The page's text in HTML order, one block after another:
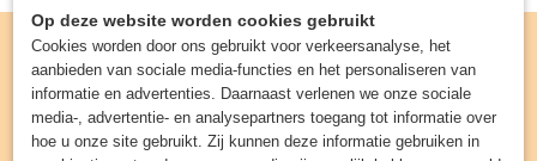
Op deze website worden cookies gebruikt
Cookies worden door ons gebruikt voor verkeersanalyse, het
aanbieden van sociale media-functies en het personaliseren van
informatie en advertenties. Daarnaast verlenen we onze sociale
media-, advertentie- en analysepartners toegang tot informatie over
hoe u onze site gebruikt. Zij kunnen deze informatie gebruiken in